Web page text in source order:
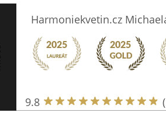
Harmoniekvetin.cz
9.8